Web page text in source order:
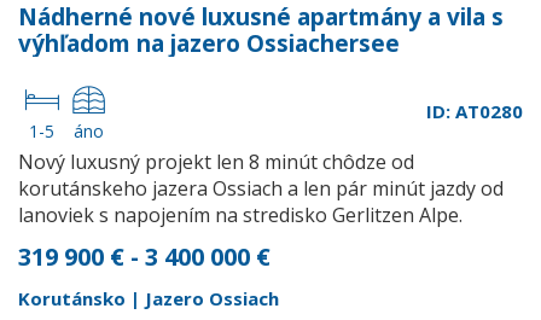
Nádherné nové luxusné apartmány a vila s
výhľadom na jazero Ossiachersee
1-5 áno
ID: AT0280
Nový luxusný projekt len 8 minút chôdze od
korutánskeho jazera Ossiach a len pár minút jazdy od
lanoviek s napojením na stredisko Gerlitzen Alpe.
319 900 € - 3 400 000 €
Korutánsko | Jazero Ossiach